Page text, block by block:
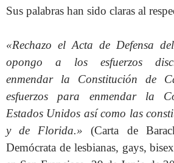
Sus palabras han sido claras al
«Rechazo el Acta de Defensa
opongo a los esfuerzos
enmendar la Constitución de
esfuerzos para enmendar la
Estados Unidos así como las
y de Florida.» (Carta de
Demócrata de lesbianas, gays,